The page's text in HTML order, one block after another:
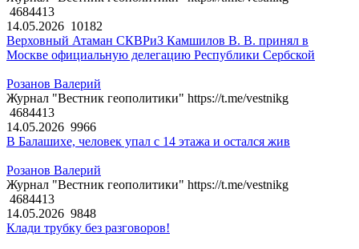
4684413
14.05.2026 10182
Верховный Атаман СКВРиЗ Камшилов В. В. принял в
Москве официальную делегацию Республики Сербской
Розанов Валерий
Журнал "Вестник геополитики" https://t.me/vestnikg
4684413
14.05.2026 9966
В Балашихе, человек упал с 14 этажа и остался жив
Розанов Валерий
Журнал "Вестник геополитики" https://t.me/vestnikg
4684413
14.05.2026 9848
Клади трубку без разговоров!